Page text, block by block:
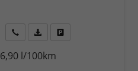
Wir rufen Sie anFahrzeugexposé (PDF)
6,90 l/100km